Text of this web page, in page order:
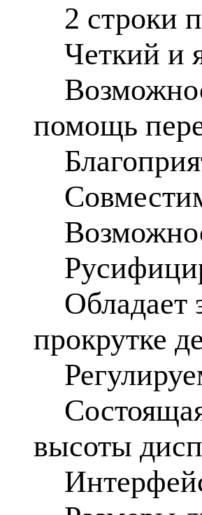
2 строки
Четкий и
помощь
Обладает
прокрутке
Состоящая
высоты
Интерфейс